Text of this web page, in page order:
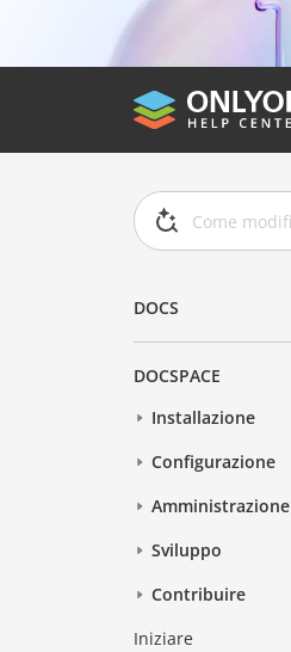
DOCS
DOCSPACE
Installazione
Configurazione
Amministrazione
Sviluppo
Contribuire
Iniziare